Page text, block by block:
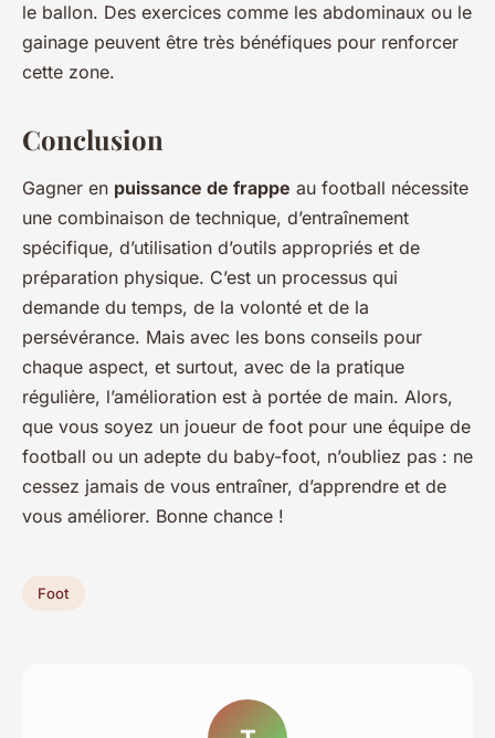
le ballon. Des exercices comme les abdominaux ou le
gainage peuvent être très bénéfiques pour renforcer
cette zone.
Conclusion
Gagner en puissance de frappe au football nécessite
une combinaison de technique, d’entraînement
spécifique, d’utilisation d’outils appropriés et de
préparation physique. C’est un processus qui
demande du temps, de la volonté et de la
persévérance. Mais avec les bons conseils pour
chaque aspect, et surtout, avec de la pratique
régulière, l’amélioration est à portée de main. Alors,
que vous soyez un joueur de foot pour une équipe de
football ou un adepte du baby-foot, n’oubliez pas : ne
cessez jamais de vous entraîner, d’apprendre et de
vous améliorer. Bonne chance !
Foot